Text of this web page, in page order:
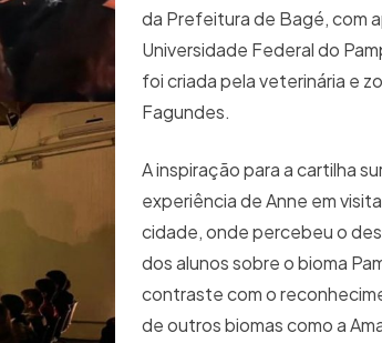
da Prefeitura de Bagé, com
Universidade Federal do
foi criada pela veterinária e
Fagundes.
A inspiração para a cartilha
experiência de Anne em
cidade, onde percebeu o
dos alunos sobre o bioma
contraste com o
de outros biomas como a